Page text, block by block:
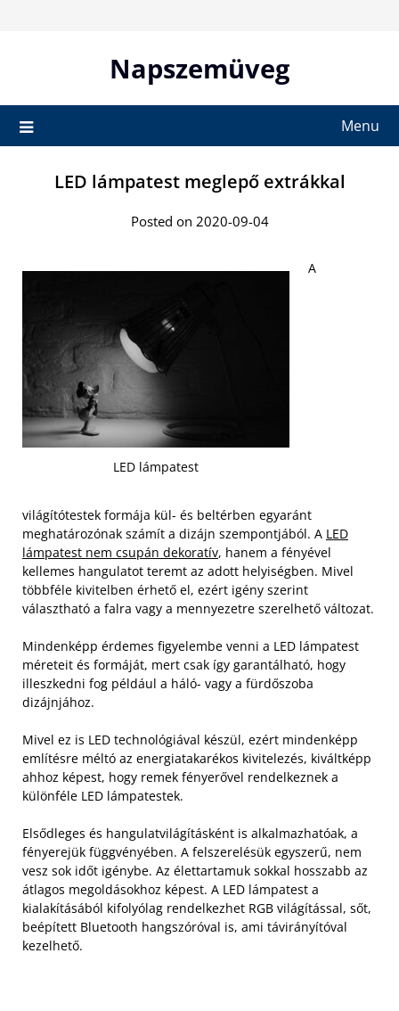
Napszemüveg
Menu
LED lámpatest meglepő extrákkal
Posted on 2020-09-04
LED lámpatest
A
világítótestek formája kül- és beltérben egyaránt
meghatározónak számít a dizájn szempontjából. A LED
lámpatest nem csupán dekoratív, hanem a fényével
kellemes hangulatot teremt az adott helyiségben. Mivel
többféle kivitelben érhető el, ezért igény szerint
választható a falra vagy a mennyezetre szerelhető változat.
Mindenképp érdemes figyelembe venni a LED lámpatest
méreteit és formáját, mert csak így garantálható, hogy
illeszkedni fog például a háló- vagy a fürdőszoba
dizájnjához.
Mivel ez is LED technológiával készül, ezért mindenképp
említésre méltó az energiatakarékos kivitelezés, kiváltképp
ahhoz képest, hogy remek fényerővel rendelkeznek a
különféle LED lámpatestek.
Elsődleges és hangulatvilágításként is alkalmazhatóak, a
fényerejük függvényében. A felszerelésük egyszerű, nem
vesz sok időt igénybe. Az élettartamuk sokkal hosszabb az
átlagos megoldásokhoz képest. A LED lámpatest a
kialakításából kifolyólag rendelkezhet RGB világítással, sőt,
beépített Bluetooth hangszóróval is, ami távirányítóval
kezelhető.